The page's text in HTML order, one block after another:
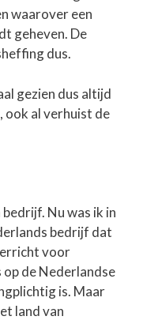
waarover een
geheven. De
dus.
gezien dus altijd
ook al verhuist de
Nu was ik in
bedrijf dat
voor
de Nederlandse
is. Maar
land van